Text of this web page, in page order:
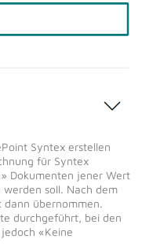
Syntex erstellen
für Syntex
Dokumenten jener Wert
soll. Nach dem
dann übernommen.
durchgeführt, bei den
«Keine